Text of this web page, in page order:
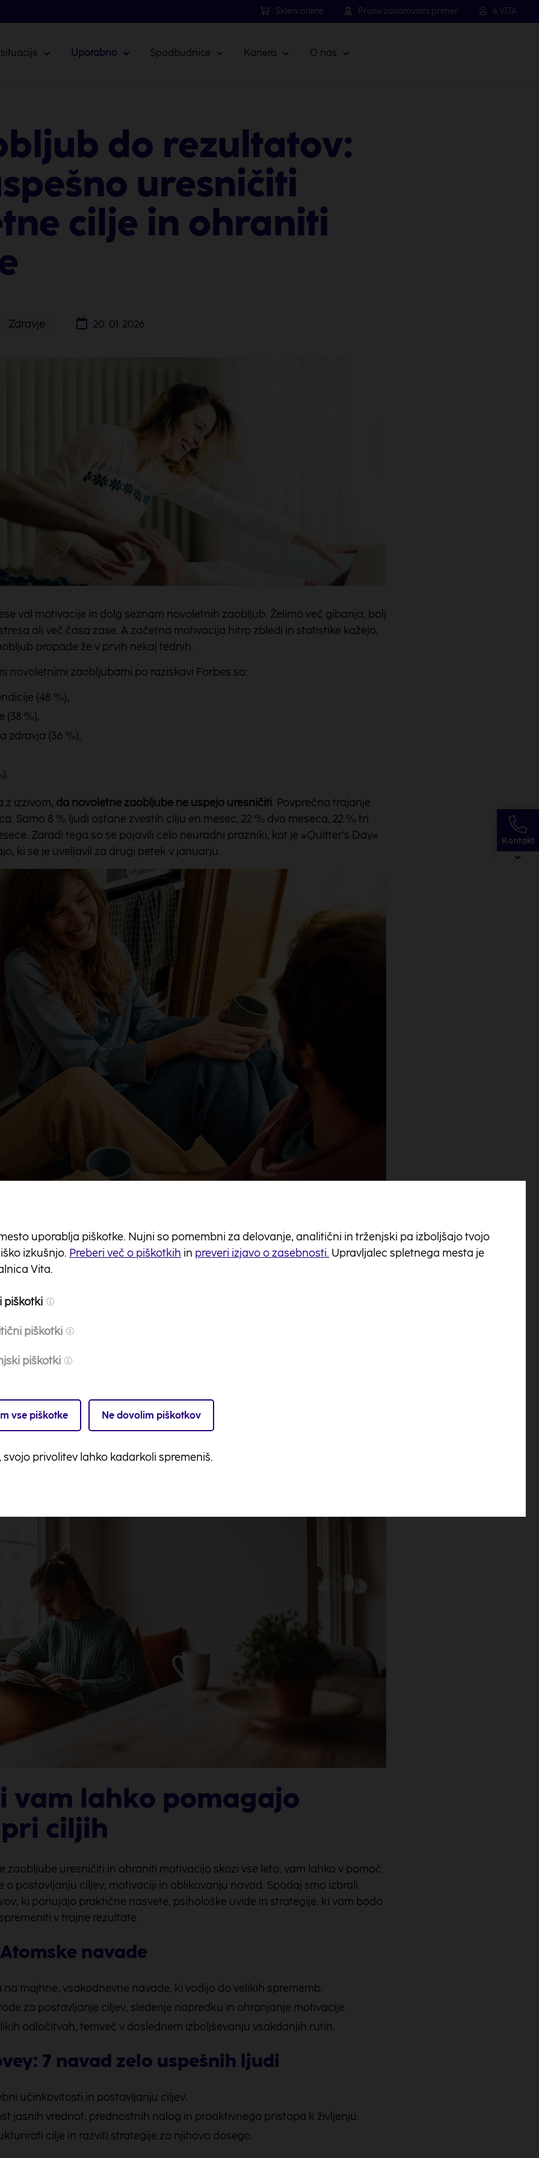
Skleni online Prijavi zavarovalni primer e.VITA
Uporabno Spodbudnice Kariera O nas
do rezultatov:
uresničiti
cilje in ohraniti
Zdravje 20. 01. 2026
val motivacije in dolg seznam novoletnih zaobljub. Želimo več gibanja, bolj
ali več časa zase. A začetna motivacija hitro zbledi in statistike kažejo,
propade že v prvih nekaj tednih.
novoletnimi zaobljubami po raziskavi Forbes so:
(48 %),
(38 %),
zdravja (36 %),
z izzivom, da novoletne zaobljube ne uspejo uresničiti. Povprečna trajanje
Samo 8 % ljudi ostane zvestih cilju en mesec, 22 % dva meseca, 22 % tri
Zaradi tega so se pojavili celo neuradni prazniki, kot je »Quitter's Day«
ki se je uveljavil za drugi petek v januarju.
realni cilji in
spremembe
zaobljube trajajo dlje, je ključ do uspeha postavljanje realnih ciljev,
sprememb v vsakodnevno življenje.
željo v izvedljiv cilj. Namesto »več bom telovadil« je učinkoviteje
pogosto bomo vadili. Jasni, merljivi cilji pomagajo ohranjati osredotočenost
napredka, kar dodatno krepi motivacijo.
»vsak mesec bom prihranil/-a 50 € in vložila v
omogoča spremljanje napredka in ohranja disciplino pri varčevanju.
vam lahko pomagajo
ciljih
zaobljube uresničiti in ohraniti motivacijo skozi vse leto, vam lahko v pomoč
o postavljanju ciljev, motivaciji in oblikovanju navad. Spodaj smo izbrali
ki ponujajo praktične nasvete, psihološke uvide in strategije, ki vam bodo
v trajne rezultate.
navade
majhne, vsakodnevne navade, ki vodijo do velikih sprememb.
za postavljanje ciljev, sledenje napredku in ohranjanje motivacije.
odločitvah, temveč v doslednem izboljševanju vsakdanjih rutin.
7 navad zelo uspešnih ljudi
učinkovitosti in postavljanju ciljev.
jasnih vrednot, prednostnih nalog in proaktivnega pristopa k življenju.
cilje in razviti strategije za njihovo dosego.
Kontakt
uporablja piškotke. Nujni so pomembni za delovanje, analitični in trženjski pa izboljšajo tvojo
izkušnjo. Preberi več o piškotkih in preveri izjavo o zasebnosti. Upravljalec spletnega mesta je
Vita.
piškotki
piškotki
piškotki
vse piškotke Ne dovolim piškotkov
svojo privolitev lahko kadarkoli spremeniš.